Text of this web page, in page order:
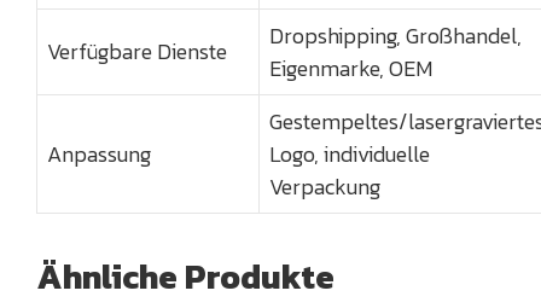
Verfügbare Dienste
Dropshipping, Großhandel,
Eigenmarke, OEM
Anpassung
Gestempeltes/
Logo, individuelle
Verpackung
Ähnliche Produkte